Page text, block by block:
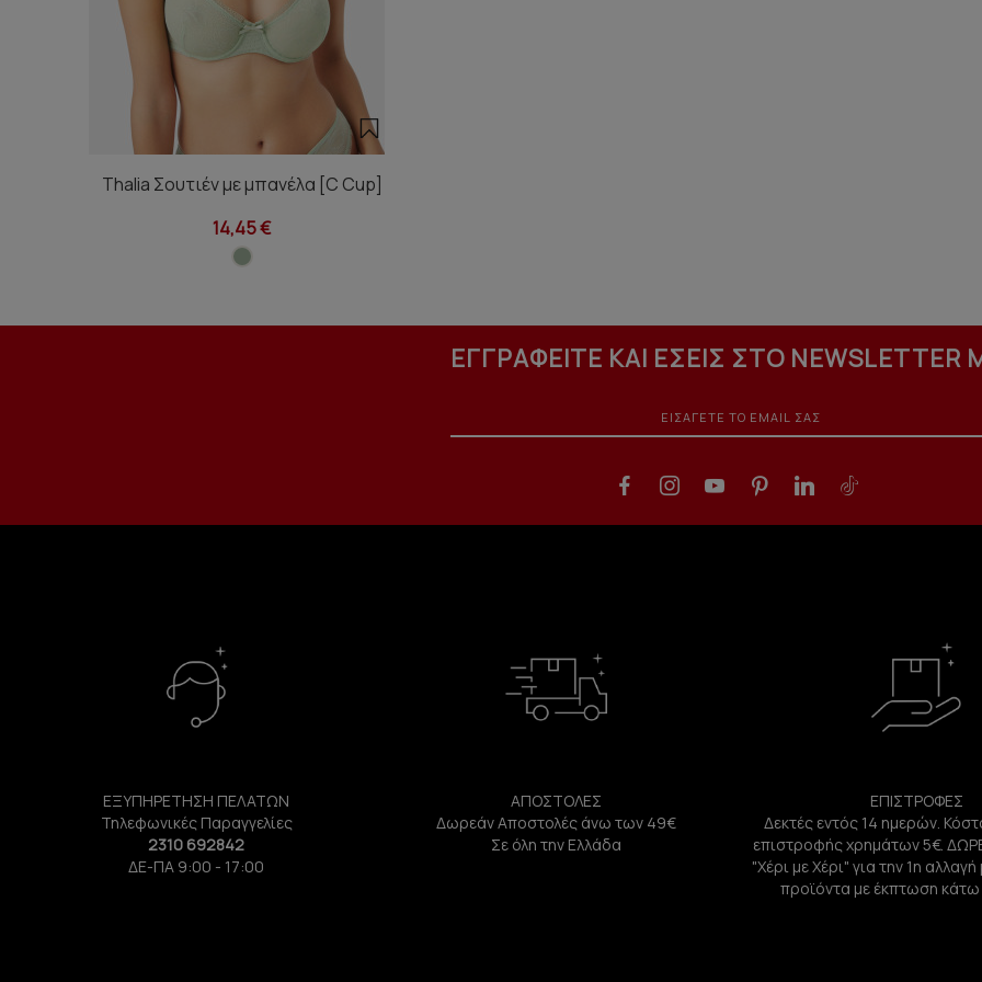
Thalia Σουτιέν με μπανέλα [C Cup]
14,45 €
ΕΓΓΡΑΦΕΙΤΕ ΚΑΙ ΕΣΕΙΣ ΣΤΟ NEWSLETTER
ΕΞΥΠΗΡΕΤΗΣΗ ΠΕΛΑΤΩΝ
Τηλεφωνικές Παραγγελίες
2310 692842
ΔΕ-ΠΑ 9:00 - 17:00
ΑΠΟΣΤΟΛΕΣ
Δωρεάν Αποστολές άνω των 49€
Σε όλη την Ελλάδα
ΕΠΙΣΤΡΟΦΕΣ
Δεκτές εντός 14 ημερών.
επιστροφής χρημάτων 5€.
"Χέρι με Χέρι" για την 1η
προϊόντα με έκπτωση